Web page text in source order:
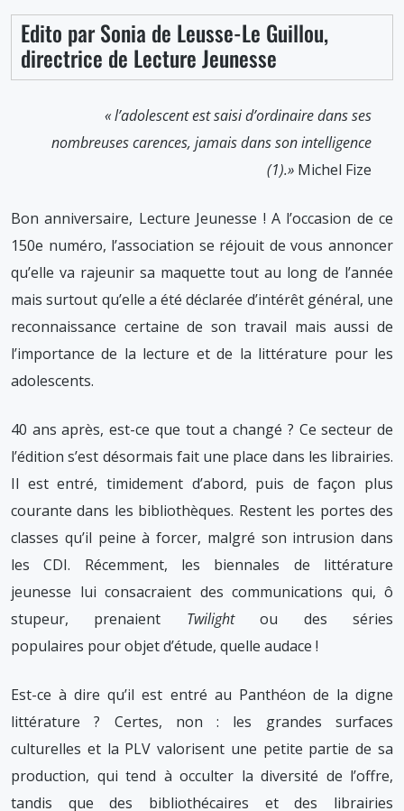
Edito par Sonia de Leusse-Le Guillou,
directrice de Lecture Jeunesse
« l’adolescent est saisi d’ordinairedans ses
nombreuses carences, jamais dans son intelligence
(1).» Michel Fize
Bon anniversaire, Lecture Jeunesse ! A l’occasion de ce
150e numéro, l’association se réjouit de vous annoncer
qu’elle va rajeunir sa maquette tout au long de l’année
mais surtout qu’elle a été déclarée d’intérêt général, une
reconnaissance certaine de son travail mais aussi de
l’importance de la lecture et de la littérature pour les
adolescents.
40 ans après, est-ce que tout a changé ? Ce secteur de
l’édition s’est désormais fait une place dans les librairies.
Il est entré, timidement d’abord, puis de façon plus
courante dans les bibliothèques. Restent les portes des
classes qu’il peine à forcer, malgré son intrusion dans
les CDI. Récemment, les biennales de littérature
jeunesse lui consacraient des communications qui, ô
stupeur, prenaient Twilightou des séries
populaires pour objet d’étude, quelle audace !
Est-ce à dire qu’il est entré au Panthéon de la digne
littérature ? Certes, non : les grandes surfaces
culturelles et la PLV valorisent une petite partie de sa
production, qui tend à occulter la diversité de l’offre,
tandis que des bibliothécaires et des librairies